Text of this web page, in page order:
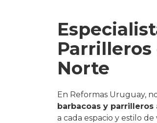
Parrilleros
Norte
En Reformas Uruguay,
barbacoas y parrilleros
a cada espacio y estilo de